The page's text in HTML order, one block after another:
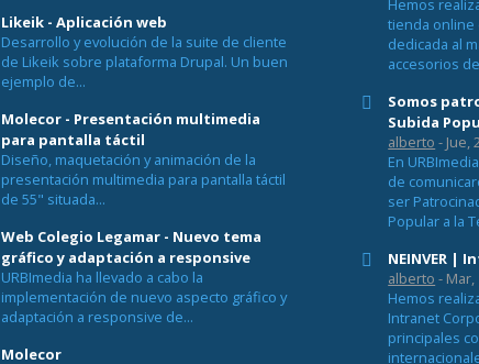
Likeik - Aplicación web
Desarrollo y evolución de la suite de cliente
de Likeik sobre plataforma Drupal. Un buen
ejemplo de...
Molecor - Presentación multimedia
para pantalla táctil
Diseño, maquetación y animación de la
presentación multimedia para pantalla táctil
de 55" situada...
Web Colegio Legamar - Nuevo tema
gráfico y adaptación a responsive
URBImedia ha llevado a cabo la
implementación de nuevo aspecto gráfico y
adaptación a responsive de...
Molecor
Hemos
tienda online
dedicada al
accesorios
Somos
Subida
alberto - Jue,
En
de
ser
Popular a la
NEINVER |
alberto - Mar,
Hemos
Intranet
principales